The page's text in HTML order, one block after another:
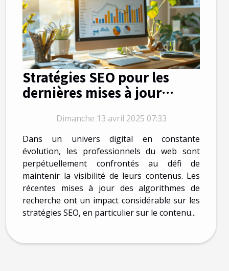
Stratégies SEO pour les
dernières mises à jour
impact sur le multimédia
Dimanche 13 avril 2025 07:33
Dans un univers digital en constante
évolution, les professionnels du web sont
perpétuellement confrontés au défi de
maintenir la visibilité de leurs contenus. Les
récentes mises à jour des algorithmes de
recherche ont un impact considérable sur les
stratégies SEO, en particulier sur le contenu...